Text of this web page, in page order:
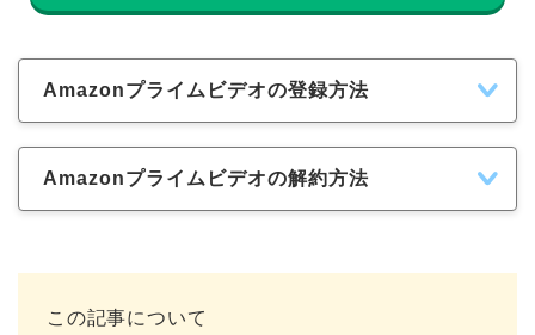
Amazonプライムビデオの登録方法
Amazonプライムビデオの解約方法
この記事について